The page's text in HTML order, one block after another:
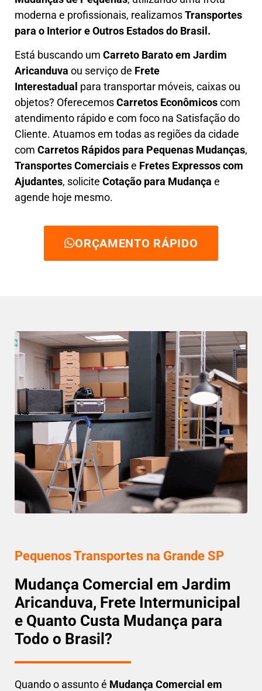
moderna e profissionais, realizamosTransportes
para o Interior e Outros Estados do Brasil.
Está buscando um Carreto Barato em Jardim
Aricanduva ou serviço de Frete
Interestadual para transportar móveis, caixas ou
objetos? OferecemosCarretos Econômicoscom
atendimento rápido e com foco na Satisfação do
Cliente. Atuamos em todas as regiões da cidade
com Carretos Rápidos para Pequenas Mudanças,
TransportesComerciaise Fretes Expressos com
Ajudantes, solicite Cotação para Mudança e
agende hoje mesmo.
ORÇAMENTO RÁPIDO
Pequenos Transportes na Grande SP
Mudança Comercial em Jardim
Aricanduva, Frete Intermunicipal
e Quanto Custa Mudança para
Todo o Brasil?
Quando o assunto é Mudança Comercial em